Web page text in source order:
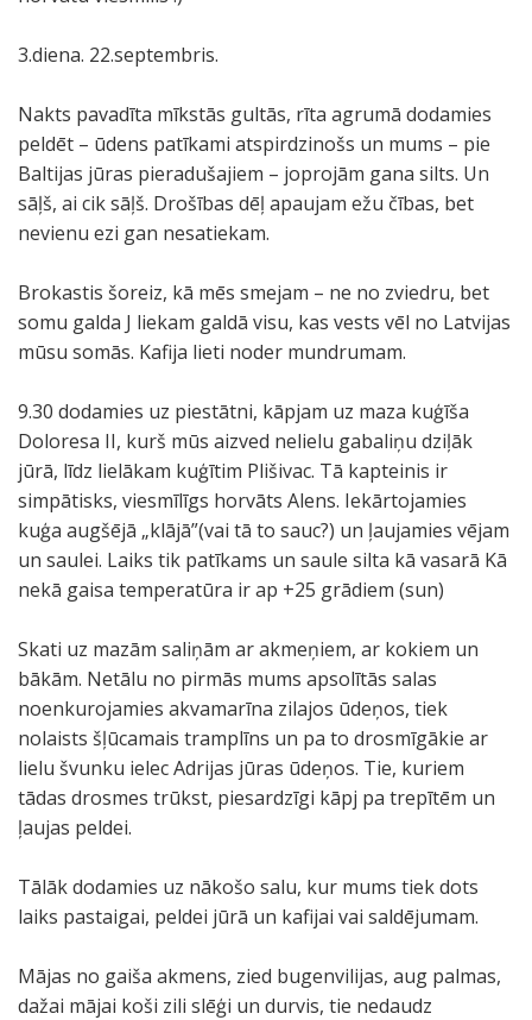
3.diena. 22.septembris.
Nakts pavadīta mīkstās gultās, rīta agrumā dodamies
peldēt – ūdens patīkami atspirdzinošs un mums – pie
Baltijas jūras pieradušajiem – joprojām gana silts. Un
sāļš, ai cik sāļš. Drošības dēļ apaujam ežu čības, bet
nevienu ezi gan nesatiekam.
Brokastis šoreiz, kā mēs smejam – ne no zviedru, bet
somu galda J liekam galdā visu, kas vests vēl no Latvijas
mūsu somās. Kafija lieti noder mundrumam.
9.30 dodamies uz piestātni, kāpjam uz maza kuģīša
Doloresa II, kurš mūs aizved nelielu gabaliņu dziļāk
jūrā, līdz lielākam kuģītim Plišivac. Tā kapteinis ir
simpātisks, viesmīlīgs horvāts Alens. Iekārtojamies
kuģa augšējā „klājā”(vai tā to sauc?) un ļaujamies vējam
un saulei. Laiks tik patīkams un saule silta kā vasarā Kā
nekā gaisa temperatūra ir ap +25 grādiem (sun)
Skati uz mazām saliņām ar akmeņiem, ar kokiem un
bākām. Netālu no pirmās mums apsolītās salas
noenkurojamies akvamarīna zilajos ūdeņos, tiek
nolaists šļūcamais tramplīns un pa to drosmīgākie ar
lielu švunku ielec Adrijas jūras ūdeņos. Tie, kuriem
tādas drosmes trūkst, piesardzīgi kāpj pa trepītēm un
ļaujas peldei.
Tālāk dodamies uz nākošo salu, kur mums tiek dots
laiks pastaigai, peldei jūrā un kafijai vai saldējumam.
Mājas no gaiša akmens, zied bugenvilijas, aug palmas,
dažai mājai koši zili slēģi un durvis, tie nedaudz